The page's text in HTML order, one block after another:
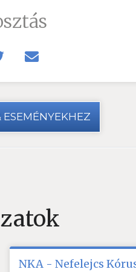
ESEMÉNYEKHEZ
NKA - Nefelejcs